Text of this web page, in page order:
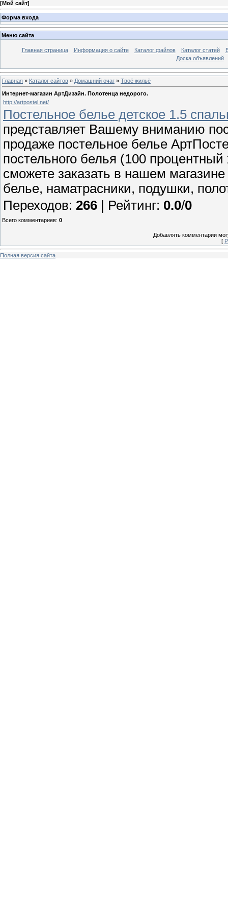
[Мой сайт]
Форма входа
Меню сайта
Главная страница Информация о сайте Каталог файлов Каталог статей
Доска объявлений
Главная » Каталог сайтов » Домашний очаг » Твоё жильё
Интернет-магазин АртДизайн. Полотенца недорого.
http://artpostel.net/
Постельное белье детское 1.5
представляет Вашему вниманию
продаже постельное белье
постельного белья (100
сможете заказать в нашем
белье, наматрасники, подушки,
Переходов: 266 | Рейтинг: 0.0/0
Всего комментариев: 0
Добавлять комментарии
[
Полная версия сайта